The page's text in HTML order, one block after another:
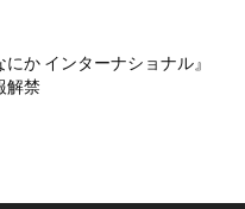
にか インターナショナル』
解禁